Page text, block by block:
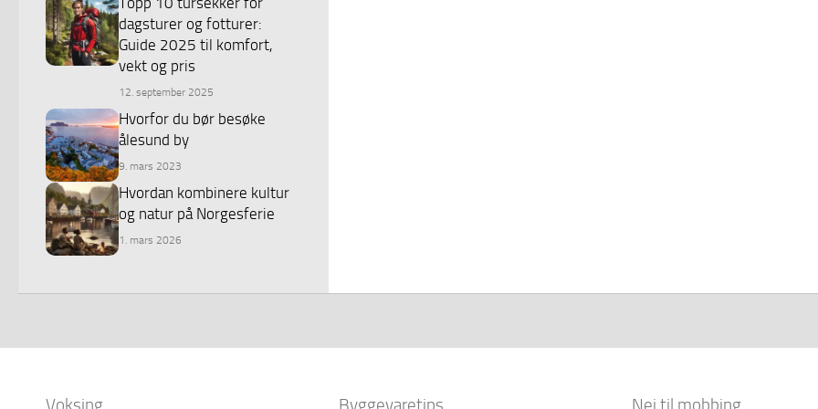
dagsturer og fotturer:
Guide 2025 til komfort,
vekt og pris
12. september 2025
Hvorfor du bør besøke
ålesund by
9. mars 2023
Hvordan kombinere kultur
og natur på Norgesferie
1. mars 2026